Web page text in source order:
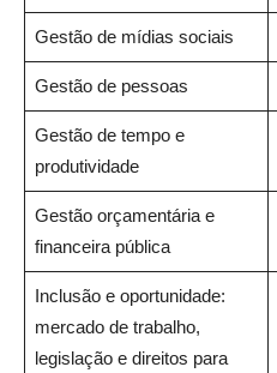
Gestão de mídias sociais
Gestão de pessoas
Gestão de tempo e
produtividade
Gestão orçamentária e
financeira pública
Inclusão e oportunidade:
mercado de trabalho,
legislação e direitos para